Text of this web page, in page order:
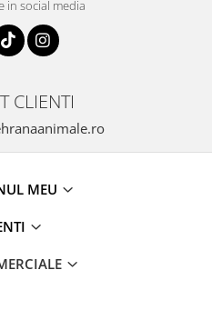
in social media
CLIENTI
MEU